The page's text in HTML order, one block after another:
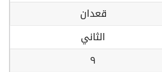
قعدان
الثاني
٩